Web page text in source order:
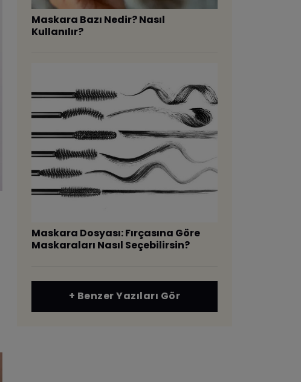
Maskara Bazı Nedir? Nasıl
Kullanılır?
Maskara Dosyası: Fırçasına Göre
Maskaraları Nasıl Seçebilirsin?
+ Benzer Yazıları Gör